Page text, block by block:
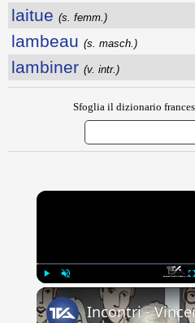
laitue (s. femm.)
lambeau (s. masch.)
lambiner (v. intr.)
Sfoglia il dizionario
Play